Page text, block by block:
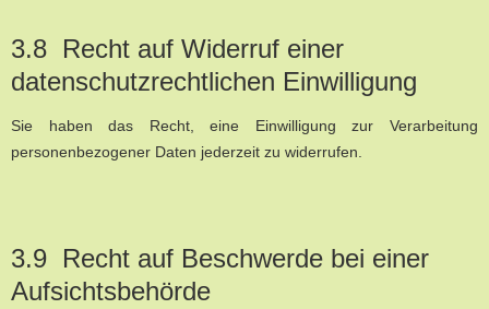
3.8 Recht auf Widerruf einer
datenschutzrechtlichen Einwilligung
Sie haben das Recht, eine Einwilligung zur Verarbeitung
personenbezogener Daten jederzeit zu widerrufen.
3.9 Recht auf Beschwerde bei einer
Aufsichtsbehörde